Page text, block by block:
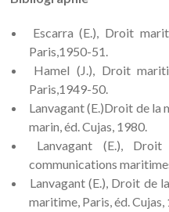
Escarra (E.), Droit
Paris,1950-51.
Hamel (J.), Droit
Paris,1949-50.
Lanvagant (E.)Droit de la
marin, éd. Cujas, 1980.
Lanvagant (E.),
communications
Lanvagant (E.), Droit de
maritime, Paris, éd. Cujas,